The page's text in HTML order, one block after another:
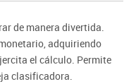
de manera divertida.
adquiriendo
el cálculo. Permite
clasificadora.